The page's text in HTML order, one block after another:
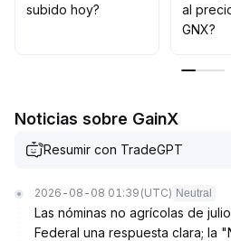
10; si se mantiene con
podría ubicarse en el rango de
flexibilización y su concreción,
causada por movimientos
definir claramente los stops.
subido hoy?
al
GNX?
Noticias sobre GainX
Resumir con TradeGPT
2026-08-08 01:39 (UTC) Neutral
Las nóminas no agrícolas de
Federal una respuesta clara; la